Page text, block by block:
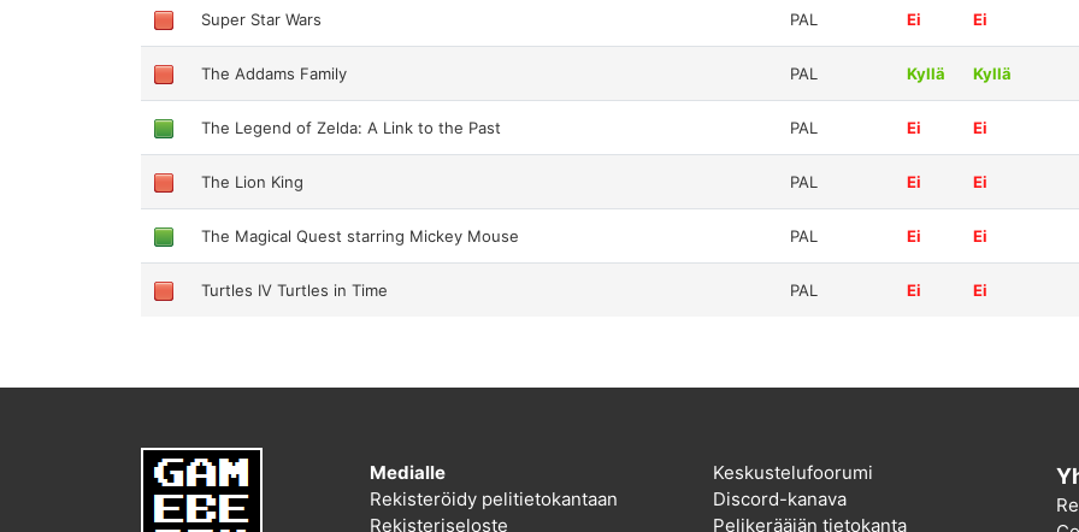
Super Star Wars PAL Ei Ei
The Addams Family PAL Kyllä Kyllä
The Legend of Zelda: A Link to the Past PAL Ei Ei
The Lion King PAL Ei Ei
The Magical Quest starring Mickey Mouse PAL Ei Ei
Turtles IV Turtles in Time PAL Ei Ei
Medialle
Rekisteröidy pelitietokantaan
Rekisteriseloste
Keskustelufoorumi
Discord-kanava
Pelikerääjän tietokanta